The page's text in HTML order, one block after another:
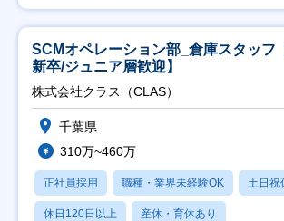
SCMオペレーション部_倉庫スタッフ
新卒/ジュニア層歓迎】
株式会社クラス（CLAS）
千葉県
310万~460万
正社員採用 職種・業界未経験OK 土日祝
休日120日以上 産休・育休あり